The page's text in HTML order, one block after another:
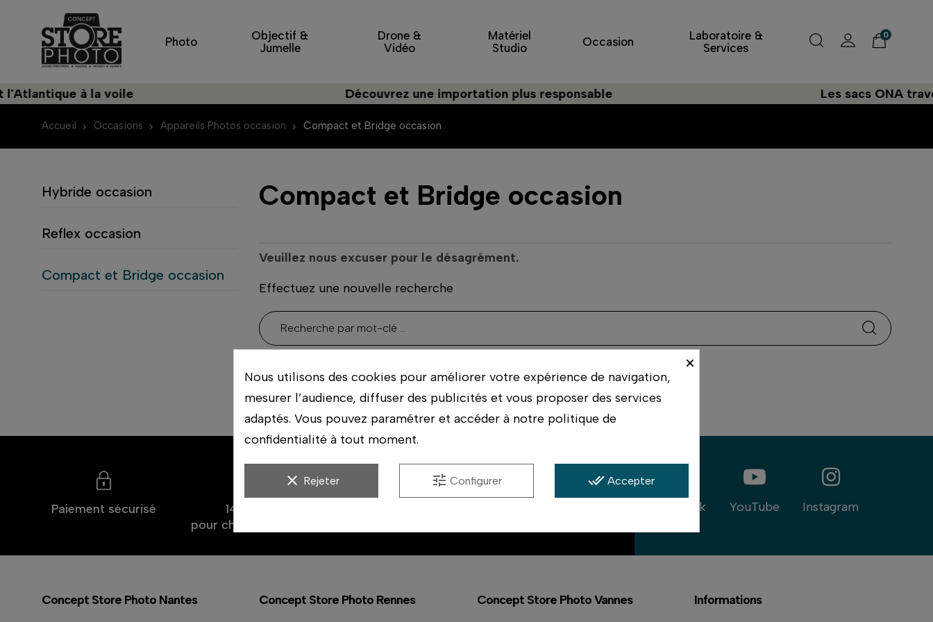
Photo
Objectif &
Jumelle
Drone &
Vidéo
Matériel
Studio
Occasion
Laboratoire &
Services
0
à la voile Découvrez une importation plus responsable Les sacs ONA
Accueil Occasions Appareils Photos occasion Compact et Bridge occasion
Hybride occasion
Reflex occasion
Compact et Bridge occasion
Compact et Bridge occasion
Veuillez nous excuser pour le désagrément.
Effectuez une nouvelle recherche
Paiement sécurisé
14 jours
pour changer d'avis
Facebook YouTube Instagram
Concept Store Photo Nantes Concept Store Photo Rennes Concept Store Photo Vannes Informations
×
Nous utilisons des cookies pour améliorer votre expérience de navigation,
mesurer l’audience, diffuser des publicités et vous proposer des services
adaptés. Vous pouvez paramétrer et accéder à notre politique de
confidentialité à tout moment.
clear Rejeter tune Configurer done_all Accepter